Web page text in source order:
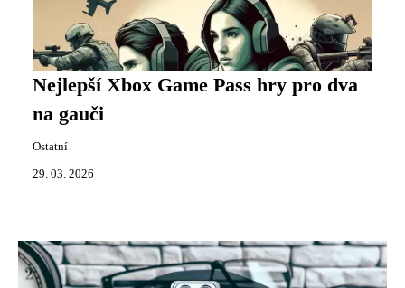
Nejlepší Xbox Game Pass hry pro dva
na gauči
Ostatní
29. 03. 2026